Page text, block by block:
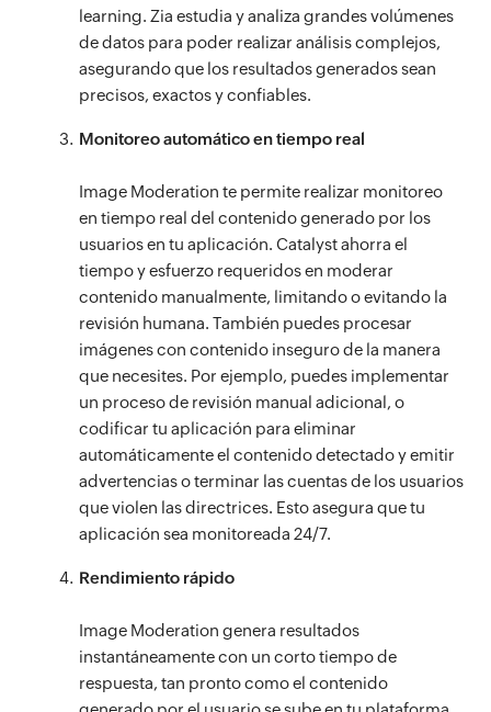
learning. Zia estudia y analiza grandes volúmenes
de datos para poder realizar análisis complejos,
asegurando que los resultados generados sean
precisos, exactos y confiables.
Monitoreo automático en tiempo real
Image Moderation te permite realizar monitoreo
en tiempo real del contenido generado por los
usuarios en tu aplicación. Catalyst ahorra el
tiempo y esfuerzo requeridos en moderar
contenido manualmente, limitando o evitando la
revisión humana. También puedes procesar
imágenes con contenido inseguro de la manera
que necesites. Por ejemplo, puedes implementar
un proceso de revisión manual adicional, o
codificar tu aplicación para eliminar
automáticamente el contenido detectado y emitir
advertencias o terminar las cuentas de los usuarios
que violen las directrices. Esto asegura que tu
aplicación sea monitoreada 24/7.
Rendimiento rápido
Image Moderation genera resultados
instantáneamente con un corto tiempo de
respuesta, tan pronto como el contenido